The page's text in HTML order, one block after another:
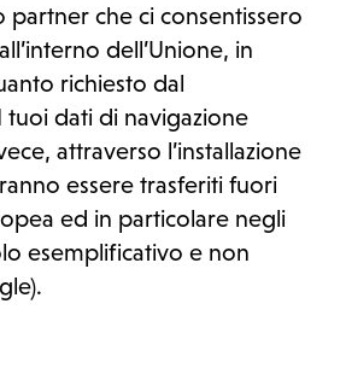
partner che ci consentissero
dell’Unione, in
richiesto dal
tuoi dati di navigazione
attraverso l’installazione
essere trasferiti fuori
ed in particolare negli
esemplificativo e non